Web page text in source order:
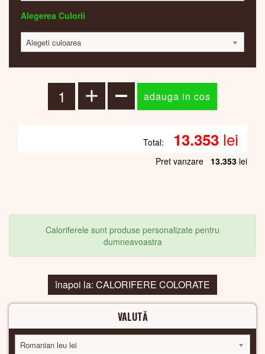
Alegerea Culorii
Alegeti culoarea
Total: 13.353 lei
Pret vanzare 13.353 lei
Caloriferele sunt produse personalizate pentru
dumneavoastra
înapoi la: CALORIFERE COLORATE
VALUTĂ
Romanian leu lei